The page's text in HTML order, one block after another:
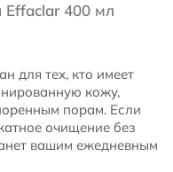
400 мл
для тех, кто имеет
кожу,
порам. Если
очищение без
вашим ежедневным